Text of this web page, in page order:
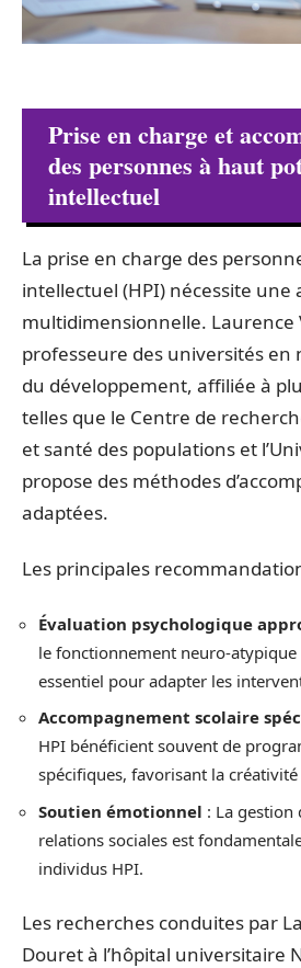
Prise en charge et
des personnes à haut
intellectuel
La prise en charge des
intellectuel (HPI) nécessite une
multidimensionnelle. Laurence
professeure des universités en
du développement, affiliée à
telles que le Centre de
et santé des populations et
propose des méthodes
adaptées.
Les principales
Évaluation psychologique
le fonctionnement neuro-atypique
essentiel pour adapter les
Accompagnement scolaire
HPI bénéficient souvent de
spécifiques, favorisant la
Soutien émotionnel : La gestion
relations sociales est
individus HPI.
Les recherches conduites par
Douret à l’hôpital universitaire